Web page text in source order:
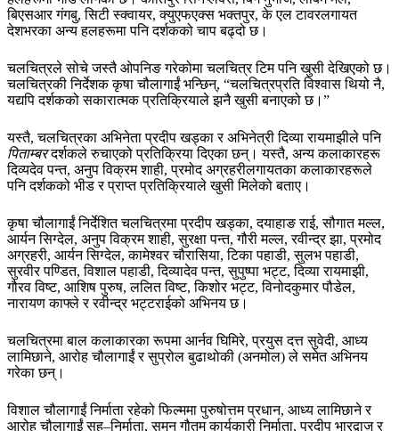
बिएसआर गंगबु, सिटी स्क्वायर, क्युएफएक्स भक्तपुर, के एल टावरलगायत
देशभरका अन्य हलहरूमा पनि दर्शकको चाप बढ्दो छ।
चलचित्रले सोचे जस्तै ओपनिङ गरेकोमा चलचित्र टिम पनि खुसी देखिएको छ।
चलचित्रकी निर्देशक कृषा चौलागाईं भन्छिन्, “चलचित्रप्रति विश्वास थियो नै,
यद्यपि दर्शकको सकारात्मक प्रतिक्रियाले झनै खुसी बनाएको छ।”
यस्तै, चलचित्रका अभिनेता प्रदीप खड्का र अभिनेत्री दिव्या रायमाझीले पनि
पिताम्बरदर्शकले रुचाएको प्रतिक्रिया दिएका छन्। यस्तै, अन्य कलाकारहरू
दिव्यदेव पन्त, अनुप विक्रम शाही, प्रमोद अग्रहरीलगायतका कलाकारहरूले
पनि दर्शकको भीड र प्राप्त प्रतिक्रियाले खुसी मिलेको बताए।
कृषा चौलागाईं निर्देशित चलचित्रमा प्रदीप खड्का, दयाहाङ राई, सौगात मल्ल,
आर्यन सिग्देल, अनुप विक्रम शाही, सुरक्षा पन्त, गौरी मल्ल, रवीन्द्र झा, प्रमोद
अग्रहरी, आर्यन सिग्देल, कामेश्वर चौरासिया, टिका पहाडी, सुलभ पहाडी,
सुरवीर पण्डित, विशाल पहाडी, दिव्यादेव पन्त, सुपुष्पा भट्ट, दिव्या रायमाझी,
गौरव विष्ट, आशिष पुरुष, ललित विष्ट, किशोर भट्ट, विनोदकुमार पौडेल,
नारायण काफ्ले र रवीन्द्र भट्टराईको अभिनय छ।
चलचित्रमा बाल कलाकारका रूपमा आर्नव घिमिरे, प्रयुस दत्त सुवेदी, आध्य
लामिछाने, आरोह चौलागाईं र सुप्रोल बुढाथोकी (अनमोल) ले समेत अभिनय
गरेका छन्।
विशाल चौलागाईं निर्माता रहेको फिल्ममा पुरुषोत्तम प्रधान, आध्य लामिछाने र
आरोह चौलागाईं सह–निर्माता, सुमन गौतम कार्यकारी निर्माता, प्रदीप भारद्वाज र